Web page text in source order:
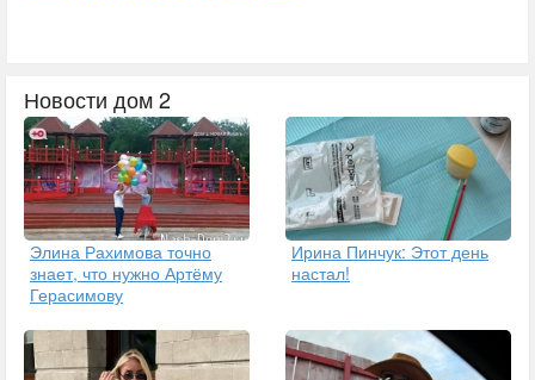
Новости дом 2
Элина Рахимова точно
знает, что нужно Артёму
Герасимову
Ирина Пинчук: Этот день
настал!